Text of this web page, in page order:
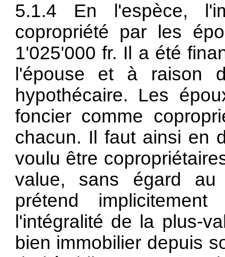
5.1.4 En l'espèce,
copropriété par les
1'025'000 fr. Il a été
l'épouse et à raison
hypothécaire. Les
foncier comme
chacun. Il faut ainsi en
voulu être
value, sans égard au
prétend
l'intégralité de la plus-
bien immobilier depuis